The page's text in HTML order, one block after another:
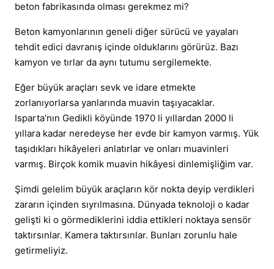
beton fabrikasında olması gerekmez mi?
Beton kamyonlarının geneli diğer sürücü ve yayaları
tehdit edici davranış içinde olduklarını görürüz. Bazı
kamyon ve tırlar da aynı tutumu sergilemekte.
Eğer büyük araçları sevk ve idare etmekte
zorlanıyorlarsa yanlarında muavin taşıyacaklar.
Isparta’nın Gedikli köyünde 1970 li yıllardan 2000 li
yıllara kadar neredeyse her evde bir kamyon varmış. Yük
taşıdıkları hikâyeleri anlatırlar ve onları muavinleri
varmış. Birçok komik muavin hikâyesi dinlemişliğim var.
Şimdi gelelim büyük araçların kör nokta deyip verdikleri
zararın içinden sıyrılmasına. Dünyada teknoloji o kadar
gelişti ki o görmediklerini iddia ettikleri noktaya sensör
taktırsınlar. Kamera taktırsınlar. Bunları zorunlu hale
getirmeliyiz.